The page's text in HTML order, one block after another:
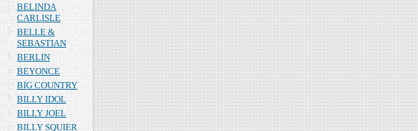
BELINDA
CARLISLE
BELLE &
SEBASTIAN
BERLIN
BEYONCE
BIG COUNTRY
BILLY IDOL
BILLY JOEL
BILLY SQUIER